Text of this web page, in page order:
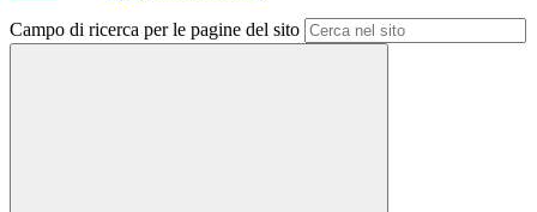
Campo di ricerca per le pagine del sito